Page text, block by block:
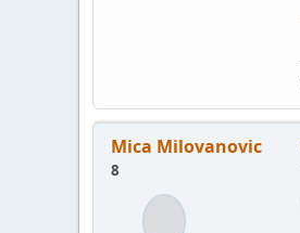
Mica Milovanovic
8